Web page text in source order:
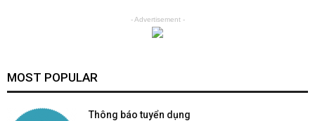
- Advertisement -
MOST POPULAR
Thông báo tuyển dụng